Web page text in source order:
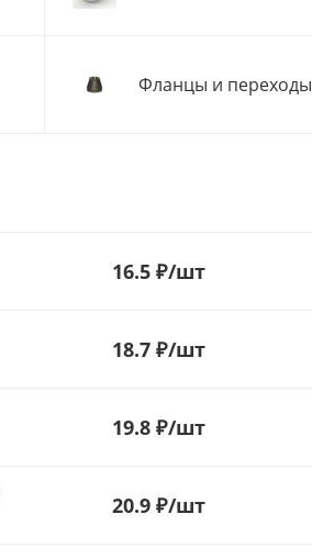
Фланцы и переходы
16.5 ₽/шт
18.7 ₽/шт
19.8 ₽/шт
20.9 ₽/шт